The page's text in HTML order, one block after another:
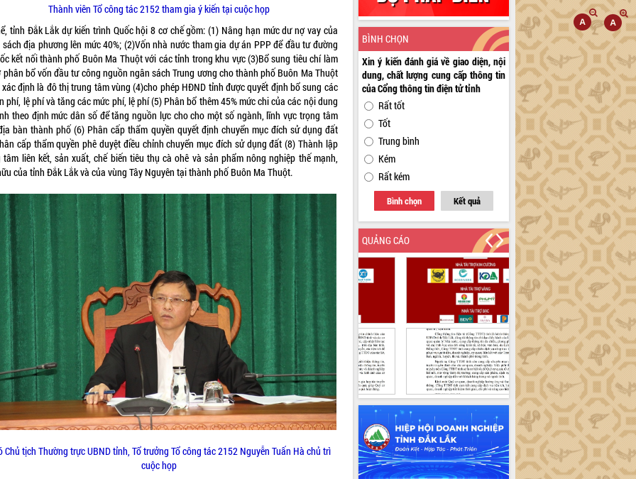
Thành viên Tổ công tác 2152 tham gia ý kiến tại cuộc họp
tỉnh Đắk Lắk dự kiến trình Quốc hội 8 cơ chế gồm: (1) Nâng hạn mức dư nợ vay của
địa phương lên mức 40%; (2)Vốn nhà nước tham gia dự án PPP để đầu tư đường
kết nối thành phố Buôn Ma Thuột với các tỉnh trong khu vực (3)Bổ sung tiêu chí làm
phân bổ vốn đầu tư công nguồn ngân sách Trung ương cho thành phố Buôn Ma Thuột
định là đô thị trung tâm vùng (4)cho phép HĐND tỉnh được quyết định bổ sung các
phí, lệ phí và tăng các mức phí, lệ phí (5) Phân bổ thêm 45% mức chi của các nội dung
theo định mức dân số để tăng nguồn lực cho cho một số ngành, lĩnh vực trọng tâm
bàn thành phố (6) Phân cấp thẩm quyền quyết định chuyển mục đích sử dụng đất
cấp thẩm quyền phê duyệt điều chỉnh chuyển mục đích sử dụng đất (8) Thành lập
tâm liên kết, sản xuất, chế biến tiêu thụ cà ohê và sản phẩm nông nghiệp thế mạnh,
của tỉnh Đắk Lắk và của vùng Tây Nguyên tại thành phố Buôn Ma Thuột.
Chủ tịch Thường trực UBND tỉnh, Tổ trưởng Tổ công tác 2152 Nguyễn Tuấn Hà chủ trì
cuộc họp
BÌNH CHỌN
Xin ý kiến đánh giá về giao diện, nội
dung, chất lượng cung cấp thông tin
của Cổng thông tin điện tử tỉnh
Rất tốt
Tốt
Trung bình
Kém
Rất kém
Bình chọn Kết quả
QUẢNG CÁO